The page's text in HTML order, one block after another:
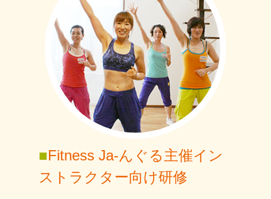
■Fitness Ja-んぐる主催イン
ストラクター向け研修